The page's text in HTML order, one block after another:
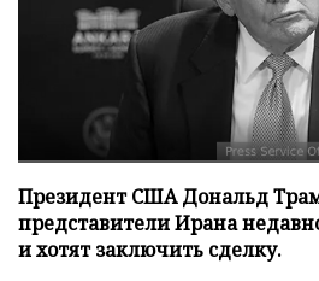
Президент США Дональд
представители Ирана
и хотят заключить сделку.